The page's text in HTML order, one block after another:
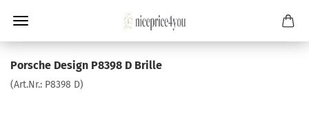
Porsche Design P8398 D Brille
(Art.Nr.: P8398 D)